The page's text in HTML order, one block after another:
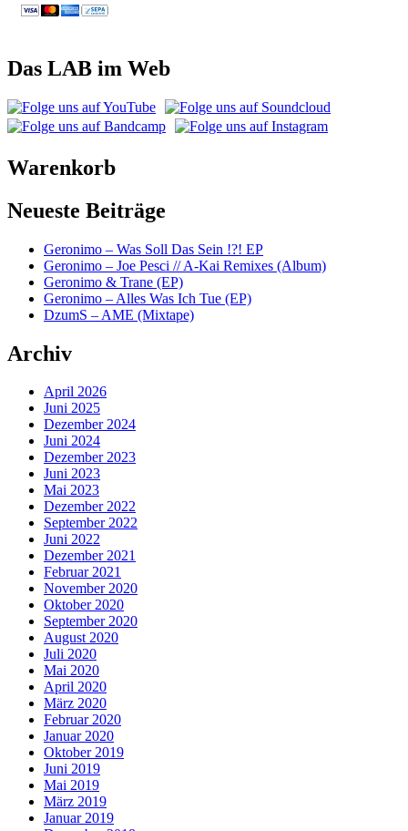
Das LAB im Web
Warenkorb
Neueste Beiträge
Geronimo – Was Soll Das Sein !?! EP
Geronimo – Joe Pesci // A-Kai Remixes (Album)
Geronimo & Trane (EP)
Geronimo – Alles Was Ich Tue (EP)
DzumS – AME (Mixtape)
Archiv
April 2026
Juni 2025
Dezember 2024
Juni 2024
Dezember 2023
Juni 2023
Mai 2023
Dezember 2022
September 2022
Juni 2022
Dezember 2021
Februar 2021
November 2020
Oktober 2020
September 2020
August 2020
Juli 2020
Mai 2020
April 2020
März 2020
Februar 2020
Januar 2020
Oktober 2019
Juni 2019
Mai 2019
März 2019
Januar 2019